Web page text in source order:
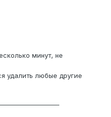
минут, не
удалить любые другие